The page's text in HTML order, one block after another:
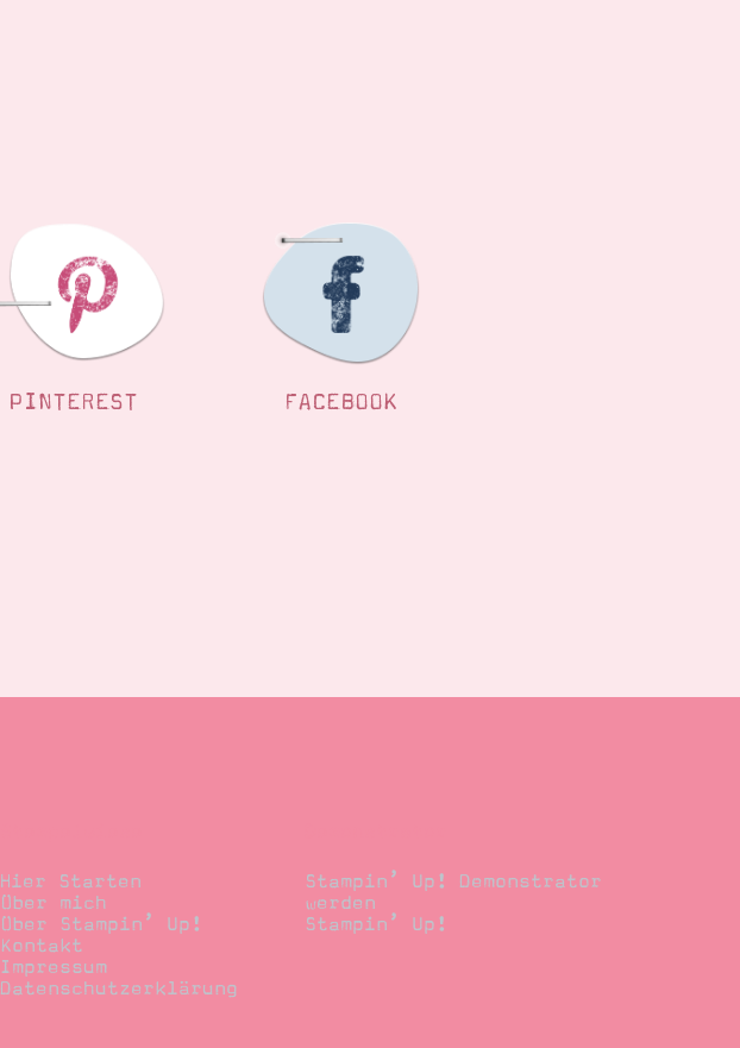
PINTEREST FACEBOOK
Hier Starten
Über mich
Über Stampin’ Up!
Kontakt
Impressum
Datenschutzerklärung
Stampin’ Up! Demonstrator
werden
Stampin’ Up!